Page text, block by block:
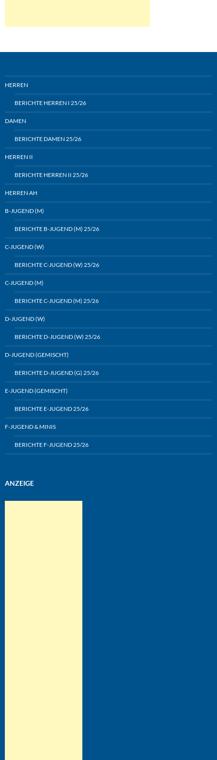
HERREN
BERICHTE HERREN I 25/26
DAMEN
BERICHTE DAMEN 25/26
HERREN II
BERICHTE HERREN II 25/26
HERREN AH
B-JUGEND (M)
BERICHTE B-JUGEND (M) 25/26
C-JUGEND (W)
BERICHTE C-JUGEND (W) 25/26
C-JUGEND (M)
BERICHTE C-JUGEND (M) 25/26
D-JUGEND (W)
BERICHTE D-JUGEND (W) 25/26
D-JUGEND (GEMISCHT)
BERICHTE D-JUGEND (G) 25/26
E-JUGEND (GEMISCHT)
BERICHTE E-JUGEND 25/26
F-JUGEND & MINIS
BERICHTE F-JUGEND 25/26
ANZEIGE